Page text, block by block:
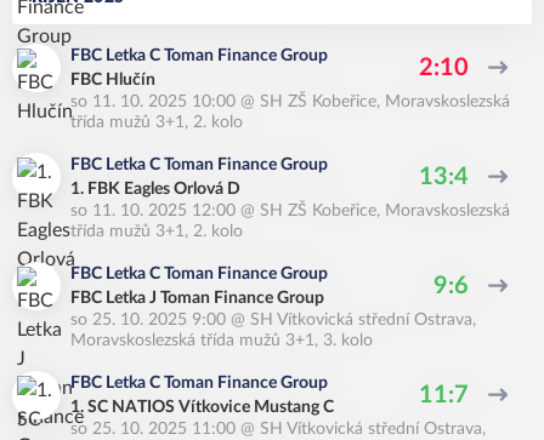
FBC Letka C Toman Finance Group
FBC Hlučín
2:10
so 11. 10. 2025 10:00 @ SH ZŠ Kobeřice, Moravskoslezská
třída mužů 3+1, 2. kolo
FBC Letka C Toman Finance Group
1. FBK Eagles Orlová D
13:4
so 11. 10. 2025 12:00 @ SH ZŠ Kobeřice, Moravskoslezská
třída mužů 3+1, 2. kolo
FBC Letka C Toman Finance Group
FBC Letka J Toman Finance Group
9:6
so 25. 10. 2025 9:00 @ SH Vítkovická střední Ostrava,
Moravskoslezská třída mužů 3+1, 3. kolo
FBC Letka C Toman Finance Group
1. SC NATIOS Vítkovice Mustang C
11:7
so 25. 10. 2025 11:00 @ SH Vítkovická střední Ostrava,